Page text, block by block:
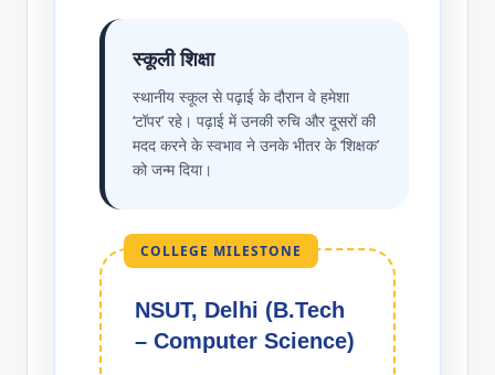
स्कूली शिक्षा
स्थानीय स्कूल से पढ़ाई के दौरान वे हमेशा
‘टॉपर’ रहे। पढ़ाई में उनकी रुचि और दूसरों की
मदद करने के स्वभाव ने उनके भीतर के ‘शिक्षक’
को जन्म दिया।
COLLEGE MILESTONE
NSUT, Delhi (B.Tech
– Computer Science)